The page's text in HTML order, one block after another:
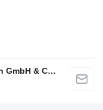
alga Nutzfahrzeug- und Baumaschinen GmbH & Co. KG